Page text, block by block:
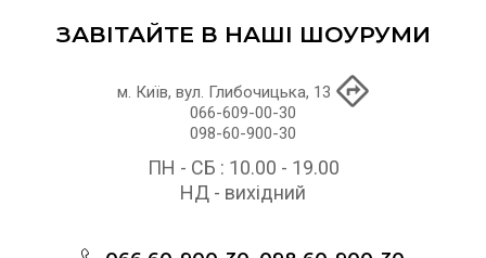
ЗАВІТАЙТЕ В НАШІ ШОУРУМИ
м. Київ, вул. Глибочицька, 13
066-609-00-30
098-60-900-30
ПН - СБ : 10.00 - 19.00
НД - вихідний